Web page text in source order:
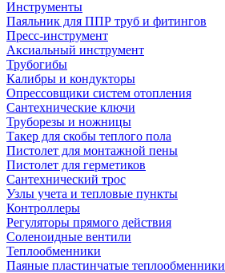
Инструменты
Паяльник для ППР труб и фитингов
Пресс-инструмент
Аксиальный инструмент
Трубогибы
Калибры и кондукторы
Опрессовщики систем отопления
Сантехнические ключи
Труборезы и ножницы
Такер для скобы теплого пола
Пистолет для монтажной пены
Пистолет для герметиков
Сантехнический трос
Узлы учета и тепловые пункты
Контроллеры
Регуляторы прямого действия
Соленоидные вентили
Теплообменники
Паяные пластинчатые теплообменники